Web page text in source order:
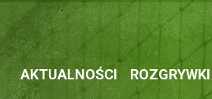
AKTUALNOŚCI ROZGRYWKI